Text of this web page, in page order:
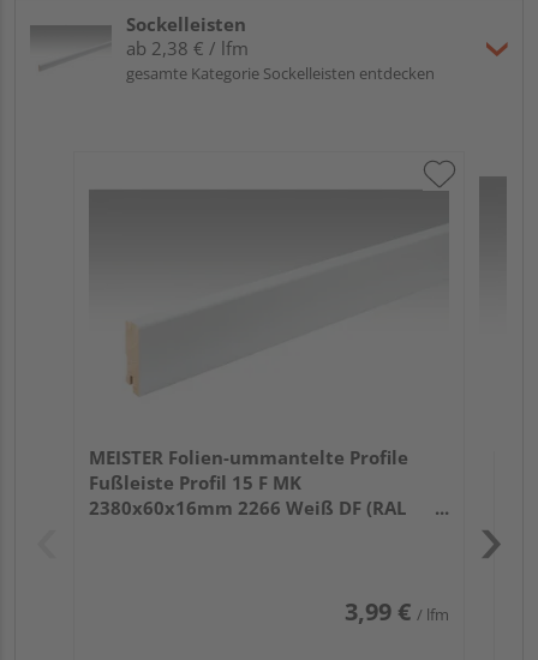
Sockelleisten
ab 2,38 € / lfm
gesamte Kategorie Sockelleisten entdecken
MEISTER Folien-ummantelte Profile
Fußleiste Profil 15 F MK
2380x60x16mm 2266 Weiß DF (RAL
3,99 € / lfm